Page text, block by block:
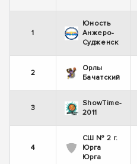
1
Юность
Анжеро-
Судженск
2
Орлы
Бачатский
3
ShowTime-
2011
4
СШ № 2 г.
Юрга
Юрга